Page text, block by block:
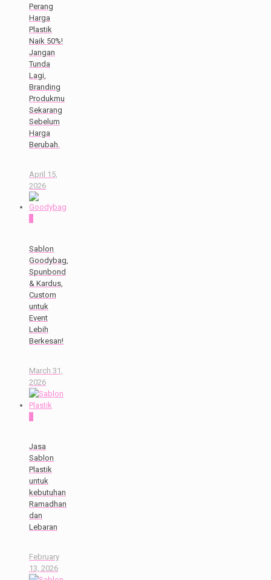
Perang
Harga
Plastik
Naik 50%!
Jangan
Tunda
Lagi,
Branding
Produkmu
Sekarang
Sebelum
Harga
Berubah.
April 15,
2026
Sablon
Goodybag,
Spunbond
& Kardus,
Custom
untuk
Event
Lebih
Berkesan!
March 31,
2026
Jasa
Sablon
Plastik
untuk
kebutuhan
Ramadhan
dan
Lebaran
February
13, 2026